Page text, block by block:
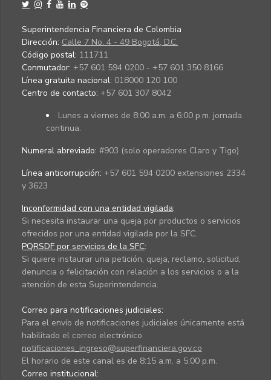
Superintendencia Financiera de Colombia
Dirección: Calle 7 No. 4 - 49 Bogotá, D.C.
Código postal: 111711
Conmutador: +57 601 594 0200 - +57 601 350 8166
Línea gratuita nacional: 018000 120 100
Centro de contacto: +57 601 307 8042
Lunes a viernes de 8:00 a.m. a 6:00 p.m. jornada
continua.
Numeral abreviado: #903 (solo operadores Claro y Tigo)
Línea anticorrupción: +57 601 594 0200 extensiones 2334
y 3623
Inconformidad con una entidad vigilada:
Si necesita instaurar una queja por productos o servicios
ofrecidos por una entidad vigilada por la SFC.
PQRSDF por servicios de la SFC:
Si quiere instaurar una petición, queja, reclamo, solicitud,
denuncia o felicitación con relación a los servicios o a la
atención de esta Superintendencia.
Correo para notificaciones judiciales:
Para el envío de notificaciones judiciales únicamente está
habilitado el correo electrónico
notificaciones_ingreso@superfinanciera.gov.co
El horario de este canal es de 8:15 a.m. a 5:00 p.m.
Correo institucional: